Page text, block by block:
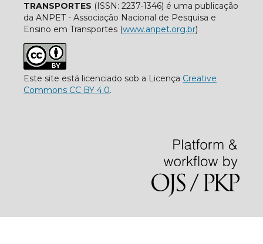
TRANSPORTES (ISSN: 2237-1346) é uma publicação
da ANPET - Associação Nacional de Pesquisa e
Ensino em Transportes (www.anpet.org.br)
Este site está licenciado sob a Licença Creative
Commons CC BY 4.0.